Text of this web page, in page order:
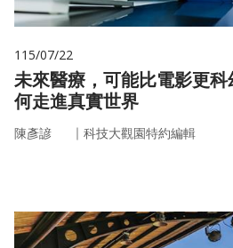
115/07/22
未來醫療，可能比電影更
何走進真實世界
陳彥諺 ｜ 科技大觀園特約編輯